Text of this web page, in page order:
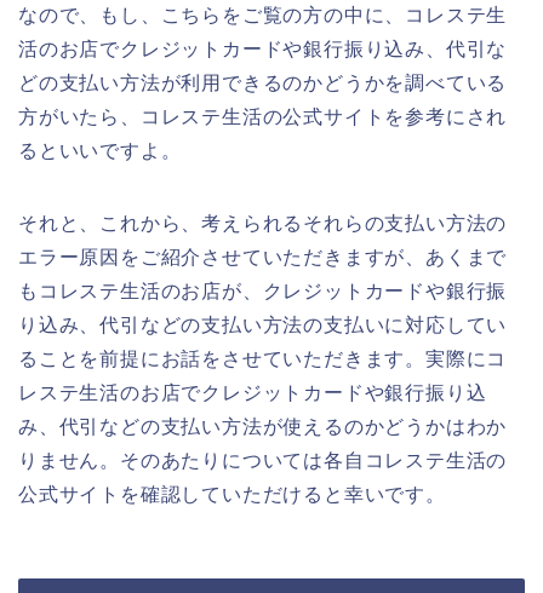
なので、もし、こちらをご覧の方の中に、コレステ生
活のお店でクレジットカードや銀行振り込み、代引な
どの支払い方法が利用できるのかどうかを調べている
方がいたら、コレステ生活の公式サイトを参考にされ
るといいですよ。
それと、これから、考えられるそれらの支払い方法の
エラー原因をご紹介させていただきますが、あくまで
もコレステ生活のお店が、クレジットカードや銀行振
り込み、代引などの支払い方法の支払いに対応してい
ることを前提にお話をさせていただきます。実際にコ
レステ生活のお店でクレジットカードや銀行振り込
み、代引などの支払い方法が使えるのかどうかはわか
りません。そのあたりについては各自コレステ生活の
公式サイトを確認していただけると幸いです。